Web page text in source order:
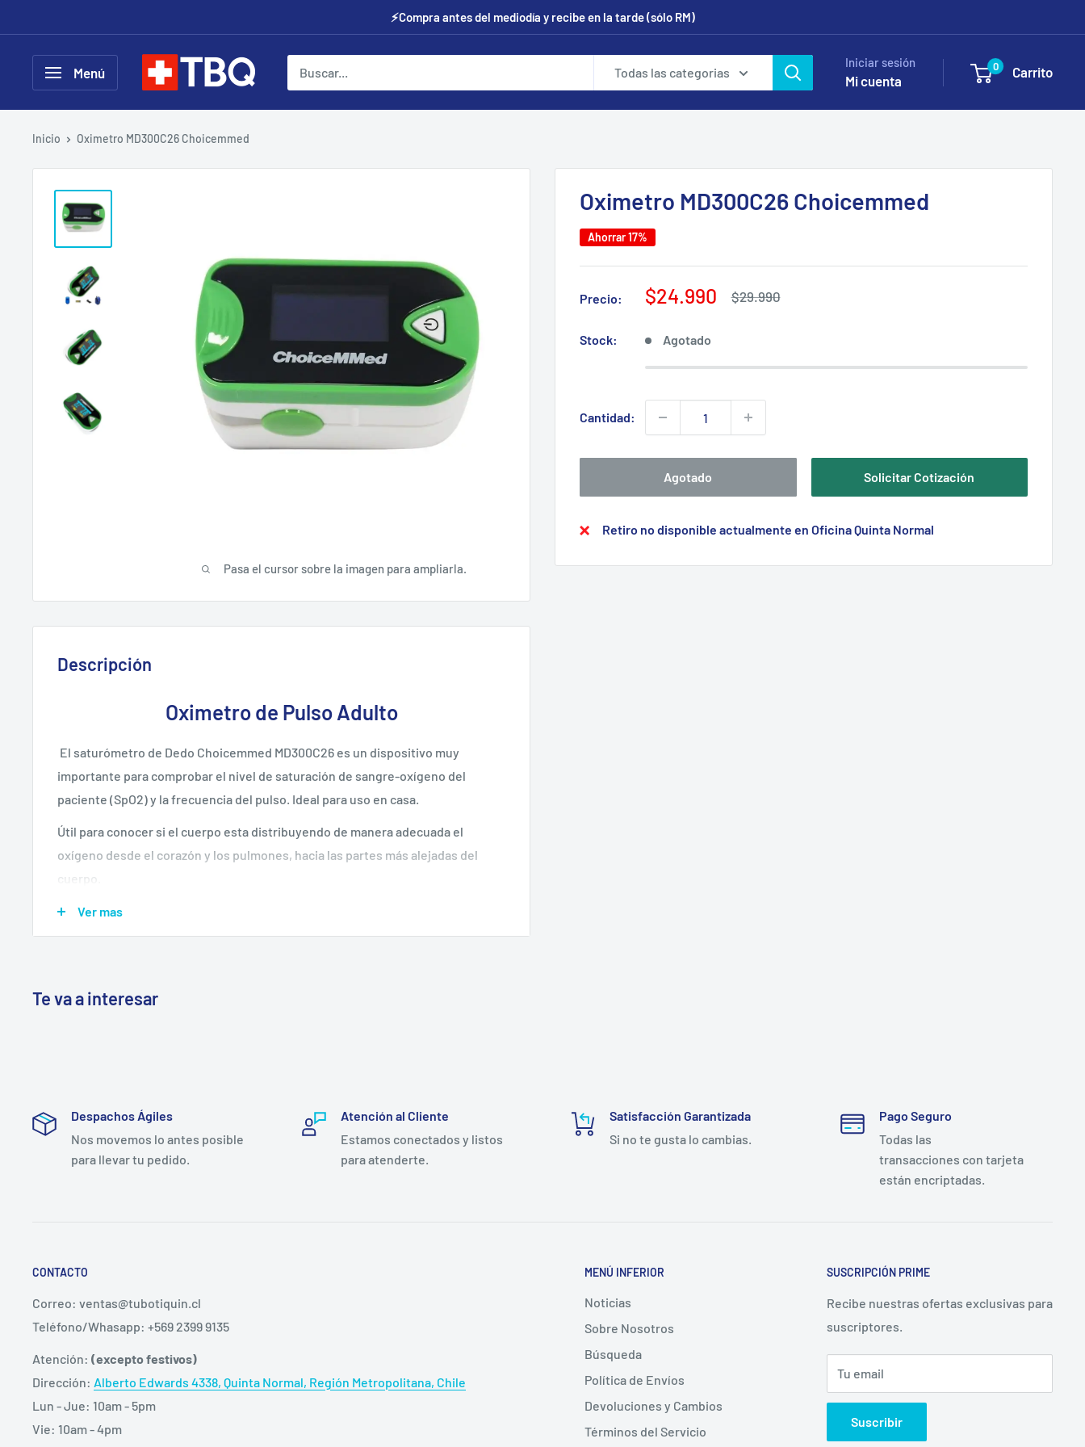
directamente
contenido
⚡Compra antes del mediodía y recibe en la tarde (sólo RM)
Menú tubotiquin.cl Todas las categorias
Iniciar sesión
Mi cuenta
0 Carrito
Inicio Oximetro MD300C26 Choicemmed
Pasa el cursor sobre la imagen para ampliarla.
Oximetro MD300C26 Choicemmed
Ahorrar 17%
Precio:
Precio
venta
$24.990
Precio
$29.990
Stock: Agotado
Cantidad:
Agotado Solicitar Cotización
Retiro no disponible actualmente en Oficina Quinta Normal
Descripción
Oximetro de Pulso Adulto
El saturómetro de Dedo Choicemmed MD300C26 es un dispositivo muy
importante para comprobar el nivel de saturación de sangre-oxígeno del
paciente (SpO2) y la frecuencia del pulso. Ideal para uso en casa.
Útil para conocer si el cuerpo esta distribuyendo de manera adecuada el
oxígeno desde el corazón y los pulmones, hacia las partes más alejadas del
cuerpo.
Pantalla OLED de doble color con SpO2, PR, pulsaciones y grafico de onda
Bajo consumo de energía; Indicador de batería baja
Apagado automático
SpO2 Rango de medición 70 ~ 100%
Precisión: +/- 2%
Resolución: 1%
Pantalla LED para SpO2, PR, Barra de pulsos
Requisitos de la energía: 2x AAA 1.5V (las baterías alcalinas 600mAh podrían
funcionar continuamente mientras 30 horas)
Incluye:
2 pilas AAA
Ver mas
Te va a interesar
Despachos Ágiles
Nos movemos lo antes posible
para llevar tu pedido.
Atención al Cliente
Estamos conectados y listos
para atenderte.
Satisfacción Garantizada
Si no te gusta lo cambias.
Pago Seguro
Todas las
transacciones con tarjeta
están encriptadas.
CONTACTO
Correo: ventas@tubotiquin.cl
Teléfono/Whasapp: +569 2399 9135
Atención: (excepto festivos)
Dirección: Alberto Edwards 4338, Quinta Normal, Región Metropolitana, Chile
Lun - Jue: 10am - 5pm
Vie: 10am - 4pm
MENÚ INFERIOR
Noticias
Sobre Nosotros
Búsqueda
Política de Envíos
Devoluciones y Cambios
Términos del Servicio
SUSCRIPCIÓN PRIME
Recibe nuestras ofertas exclusivas para
suscriptores.
Tu email
Suscribir